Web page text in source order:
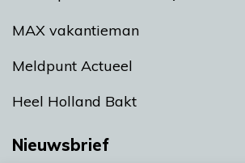
MAX vakantieman
Meldpunt Actueel
Heel Holland Bakt
Nieuwsbrief